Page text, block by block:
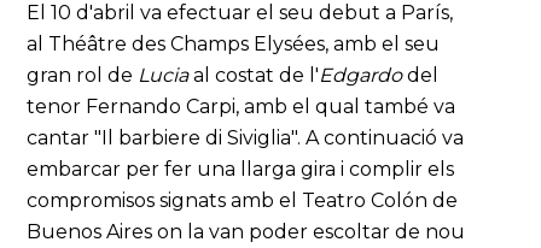
El 10 d'abril va efectuar el seu debut a París,
al Théâtre des Champs Elysées, amb el seu
gran rol de Luciaal costat de l'Edgardodel
tenor Fernando Carpi, amb el qual també va
cantar "Il barbiere di Siviglia". A continuació va
embarcar per fer una llarga gira i complir els
compromisos signats amb el Teatro Colón de
Buenos Aires on la van poder escoltar de nou